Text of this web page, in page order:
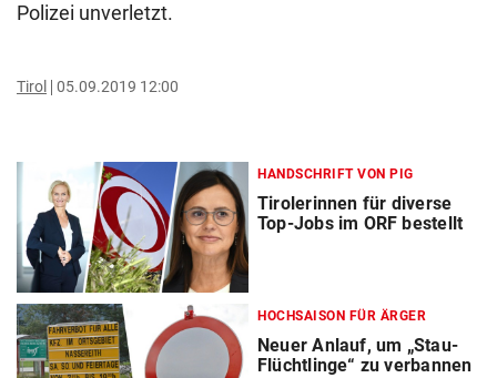
Polizei unverletzt.
Tirol 05.09.2019 12:00
HANDSCHRIFT VON PIG
Tirolerinnen für diverse
Top-Jobs im ORF bestellt
HOCHSAISON FÜR ÄRGER
Neuer Anlauf, um „Stau-
Flüchtlinge“ zu verbannen